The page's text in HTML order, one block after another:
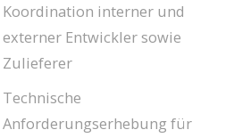
Koordination interner und
externer Entwickler sowie
Zulieferer
Technische
Anforderungserhebung für